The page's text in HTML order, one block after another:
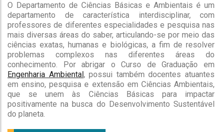
O Departamento de Ciências Básicas e Ambientais é um
departamento de característica interdisciplinar, com
professores de diferentes especialidades e pesquisa nas
mais diversas áreas do saber, articulando-se por meio das
ciências exatas, humanas e biológicas, a fim de resolver
problemas complexos nas diferentes áreas do
conhecimento. Por abrigar o Curso de Graduação em
Engenharia Ambiental , possui também docentes atuantes
em ensino, pesquisa e extensão em Ciências Ambientais,
que se unem às Ciências Básicas para impactar
positivamente na busca do Desenvolvimento Sustentável
do planeta.